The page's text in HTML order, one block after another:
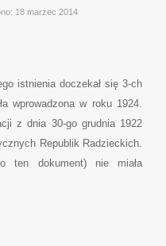
18 marzec 2014
istnienia doczekał się 3-ch
wprowadzona w roku 1924.
z dnia 30-go grudnia 1922
Republik Radzieckich.
ten dokument) nie miała